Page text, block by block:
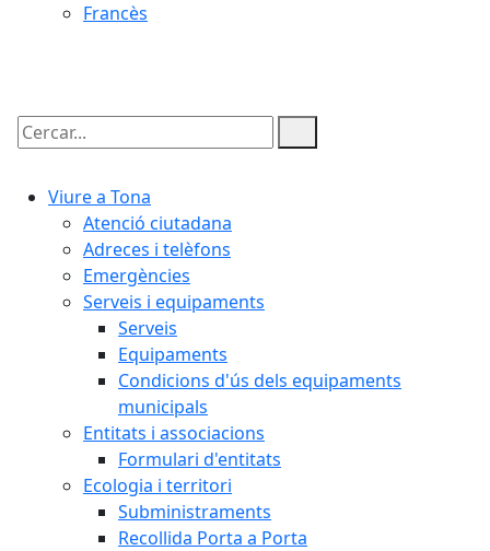
Francès
Cercar:
Viure a Tona
Atenció ciutadana
Adreces i telèfons
Emergències
Serveis i equipaments
Serveis
Equipaments
Condicions d'ús dels equipaments
municipals
Entitats i associacions
Formulari d'entitats
Ecologia i territori
Subministraments
Recollida Porta a Porta